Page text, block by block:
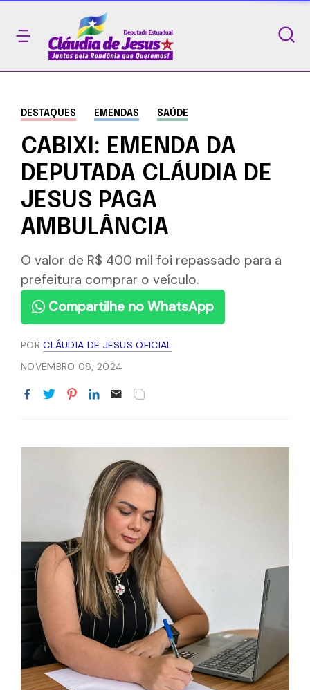
DESTAQUES EMENDAS SAÚDE
CABIXI: EMENDA DA
DEPUTADA CLÁUDIA DE
JESUS PAGA
AMBULÂNCIA
O valor de R$ 400 mil foi repassado para a
prefeitura comprar o veículo.
Compartilhe no WhatsApp
PORCLÁUDIA DE JESUS OFICIAL
NOVEMBRO 08, 2024